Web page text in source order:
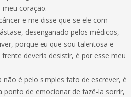
coração.
e me disse que se ele com
desenganado pelos médicos,
porque eu que sou talentosa e
deveria desistir, é por esse meu
não é pelo simples fato de escrever, é
ponto de emocionar de fazê-la sorrir,